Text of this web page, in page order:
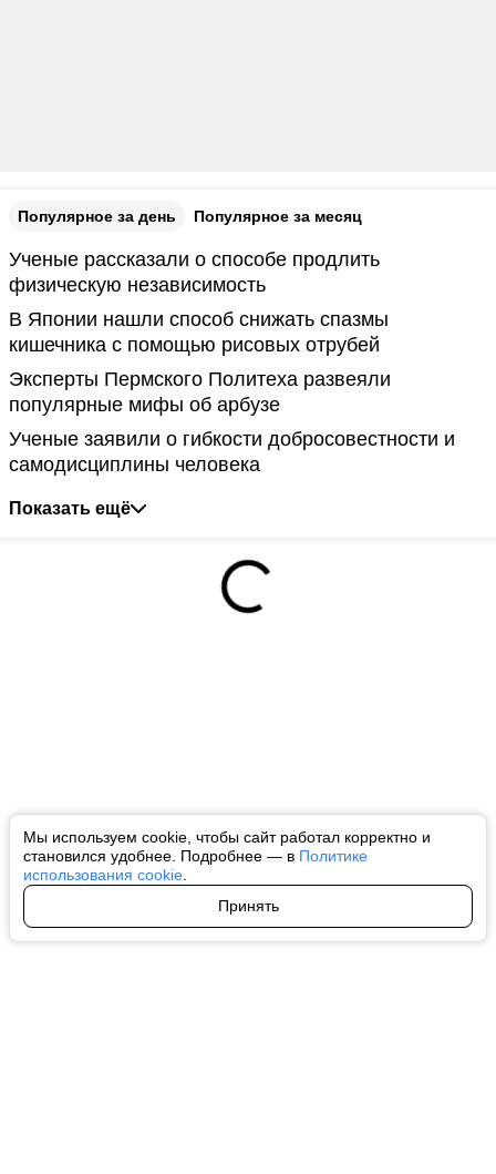
Мы используем cookie, чтобы сайт работал корректно и
становился удобнее. Подробнее — в Политике
использования cookie
Принять
Популярное за день Популярное за месяц
Ученые рассказали о способе продлить
физическую независимость
В Японии нашли способ снижать спазмы
кишечника с помощью рисовых отрубей
Эксперты Пермского Политеха развеяли
популярные мифы об арбузе
Ученые заявили о гибкости добросовестности и
самодисциплины человека
Показать ещё